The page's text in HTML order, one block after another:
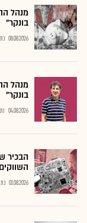
מנהל
בונקר"
08.08.2026
מנהל
בונקר"
04.08.2026
הבכיר
השווקים
01.08.2026